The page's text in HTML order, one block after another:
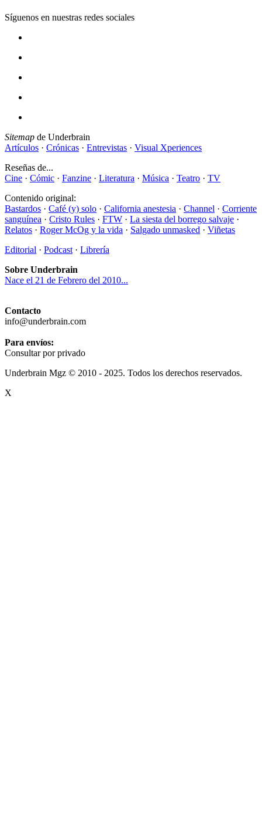
Síguenos en nuestras redes sociales
Sitemap de Underbrain
Artículos · Crónicas · Entrevistas · Visual Xperiences
Reseñas de...
Cine · Cómic · Fanzine · Literatura · Música · Teatro · TV
Contenido original:
Bastardos · Café (y) solo · California anestesia · Channel · Corriente
sanguínea · Cristo Rules · FTW · La siesta del borrego salvaje ·
Relatos · Roger McOg y la vida · Salgado unmasked · Viñetas
Editorial · Podcast · Librería
Sobre Underbrain
Nace el 21 de Febrero del 2010...
Contacto
info@underbrain.com
Para envíos:
Consultar por privado
Underbrain Mgz © 2010 - 2025. Todos los derechos reservados.
X